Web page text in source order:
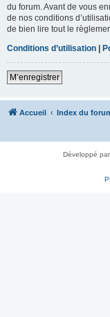
du forum. Avant de vous
de nos conditions
de bien lire tout le
Conditions d’utilisation |
M’enregistrer
Accueil Index du
Développé par